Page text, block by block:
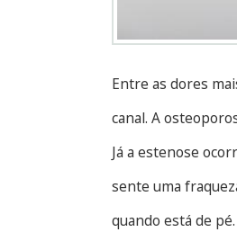
Entre as dores
canal. A
Já a estenose
sente uma
quando está de pé.